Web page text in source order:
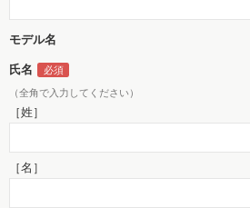
モデル名
氏名
（全角で入力してください）
［姓］
［名］